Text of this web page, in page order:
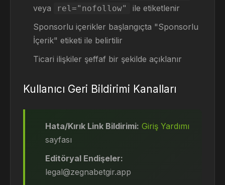
veya rel="nofollow"
ile etiketlenir
Sponsorlu içerikler başlangıçta "Sponsorlu
İçerik" etiketi ile belirtilir
Ticari ilişkiler şeffaf bir şekilde açıklanır
Kullanıcı Geri Bildirimi Kanalları
Hata/Kırık Link Bildirimi: Giriş Yardımı
sayfası
Editöryal Endişeler:
legal@zegnabetgir.app